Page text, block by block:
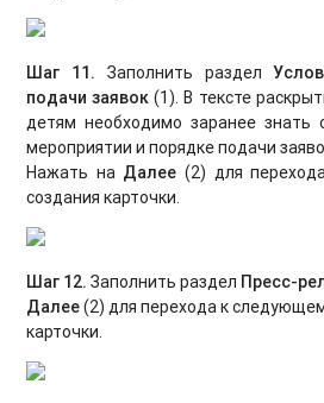
Шаг 11. Заполнить раздел
подачи заявок (1). В тексте
детям необходимо заранее знать
мероприятии и порядке подачи
Нажать на Далее (2) для
создания карточки.
Шаг 12.Заполнить раздел Пресс-
Далее(2) для перехода к
карточки.